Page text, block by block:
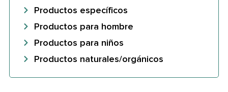
Productos específicos
Productos para hombre
Productos para niños
Productos naturales/orgánicos